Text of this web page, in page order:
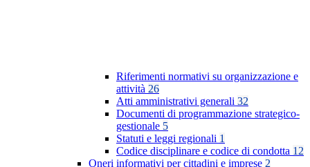
Riferimenti normativi su organizzazione e
attività 26
Atti amministrativi generali 32
Documenti di programmazione strategico-
gestionale 5
Statuti e leggi regionali 1
Codice disciplinare e codice di condotta 12
Oneri informativi per cittadini e imprese 2